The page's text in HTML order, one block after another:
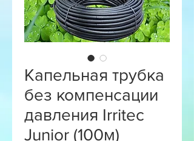
Капельная трубка
без компенсации
давления Irritec
Junior (100м)